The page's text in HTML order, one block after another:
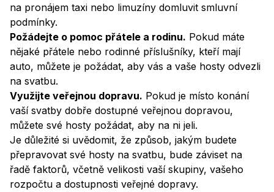
na pronájem taxi nebo limuzíny domluvit smluvní
podmínky.
Požádejte o pomoc přátele a rodinu. Pokud máte
nějaké přátele nebo rodinné příslušníky, kteří mají
auto, můžete je požádat, aby vás a vaše hosty odvezli
na svatbu.
Využijte veřejnou dopravu. Pokud je místo konání
vaší svatby dobře dostupné veřejnou dopravou,
můžete své hosty požádat, aby na ni jeli.
Je důležité si uvědomit, že způsob, jakým budete
přepravovat své hosty na svatbu, bude záviset na
řadě faktorů, včetně velikosti vaší skupiny, vašeho
rozpočtu a dostupnosti veřejné dopravy.